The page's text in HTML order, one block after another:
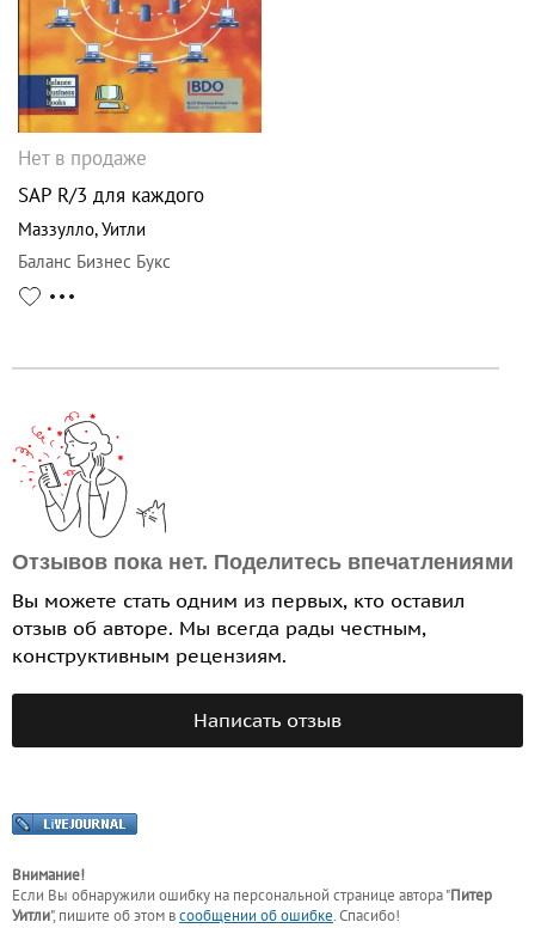
Нет в продаже
SAP R/3 для каждого
Маззулло,Уитли
Баланс Бизнес Букс
Отзывов пока нет. Поделитесь впечатлениями
Вы можете стать одним из первых, кто оставил
отзыв об авторе. Мы всегда рады честным,
конструктивным рецензиям.
Написать отзыв
Внимание!
Если Вы обнаружили ошибку на персональной странице автора "Питер
Уитли", пишите об этом всообщении об ошибке. Спасибо!